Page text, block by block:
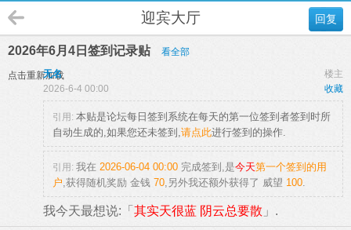
回复
迎宾大厅
2026年6月4日签到记录贴 看全部
点击重新加载 楼主
无名
收藏
2026-6-4 00:00
引用: 本贴是论坛每日签到系统在每天的第一位签到者签到时所
自动生成的,如果您还未签到,请点此进行签到的操作.
引用: 我在 2026-06-04 00:00 完成签到,是今天第一个签到的用
户,获得随机奖励 金钱 70,另外我还额外获得了 威望 100.
我今天最想说:「 其实天很蓝 阴云总要散 」.